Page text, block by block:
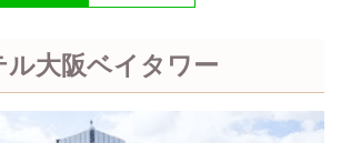
ル大阪ベイタワー